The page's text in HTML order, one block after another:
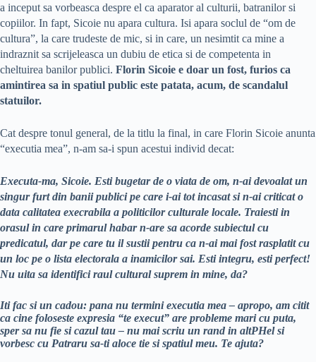
a inceput sa vorbeasca despre el ca aparator al culturii, batranilor si
copiilor. In fapt, Sicoie nu apara cultura. Isi apara soclul de “om de
cultura”, la care trudeste de mic, si in care, un nesimtit ca mine a
indraznit sa scrijeleasca un dubiu de etica si de competenta in
cheltuirea banilor publici. Florin Sicoie e doar un fost, furios ca
amintirea sa in spatiul public este patata, acum, de scandalul
statuilor.
Cat despre tonul general, de la titlu la final, in care Florin Sicoie anunta
“executia mea”, n-am sa-i spun acestui individ decat:
Executa-ma, Sicoie. Esti bugetar de o viata de om, n-ai devoalat un
singur furt din banii publici pe care i-ai tot incasat si n-ai criticat o
data calitatea execrabila a politicilor culturale locale. Traiesti in
orasul in care primarul habar n-are sa acorde subiectul cu
predicatul, dar pe care tu il sustii pentru ca n-ai mai fost rasplatit cu
un loc pe o lista electorala a inamicilor sai. Esti integru, esti perfect!
Nu uita sa identifici raul cultural suprem in mine, da?
Iti fac si un cadou: pana nu termini executia mea – apropo, am citit
ca cine foloseste expresia “te execut” are probleme mari cu puta,
sper sa nu fie si cazul tau – nu mai scriu un rand in altPHel si
vorbesc cu Patraru sa-ti aloce tie si spatiul meu. Te ajuta?